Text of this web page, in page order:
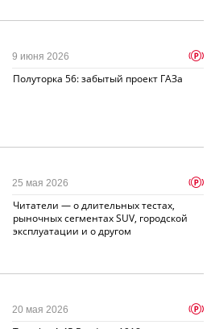
Полуторка 56: забытый проект ГАЗа
9 июня 2026 p
Читатели — о длительных тестах,
рыночных сегментах SUV, городской
эксплуатации и о другом
25 мая 2026 p
20 мая 2026 p